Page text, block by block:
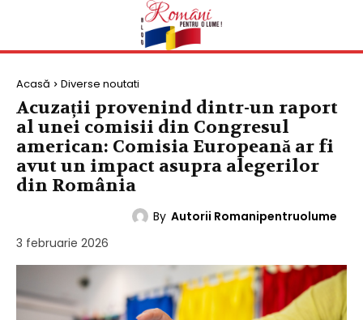
Acasă Diverse noutati
Acuzații provenind dintr-un raport
al unei comisii din Congresul
american: Comisia Europeană ar fi
avut un impact asupra alegerilor
din România
By Autorii Romanipentruolume
3 februarie 2026